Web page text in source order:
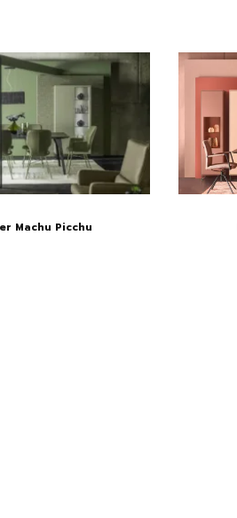
Machu Picchu